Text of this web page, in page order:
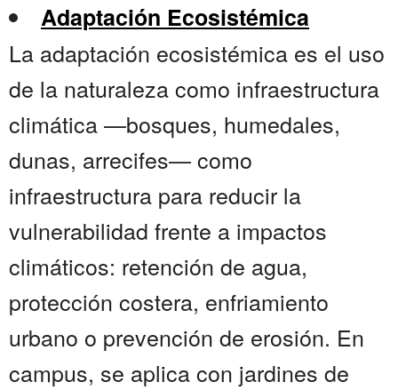
Adaptación Ecosistémica
La adaptación ecosistémica es el uso
de la naturaleza como infraestructura
climática —bosques, humedales,
dunas, arrecifes— como
infraestructura para reducir la
vulnerabilidad frente a impactos
climáticos: retención de agua,
protección costera, enfriamiento
urbano o prevención de erosión. En
campus, se aplica con jardines de